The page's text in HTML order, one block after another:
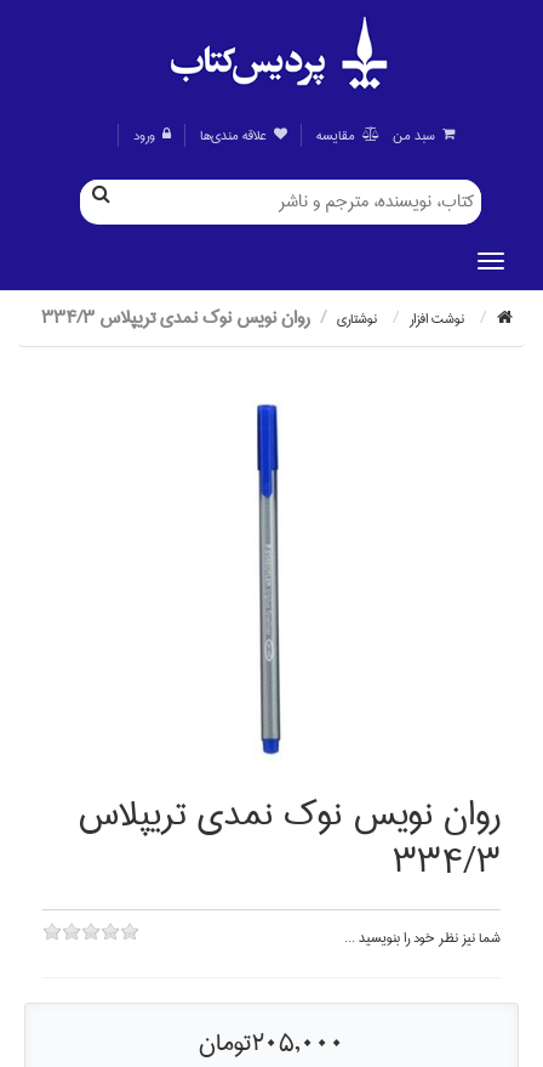
ورود علاقه مندی‌ها مقايسه سبد من
نوشت افزار نوشتاري روان نويس نوك نمدي تريپلاس 334/3
روان نويس نوك نمدي تريپلاس
334/3
شما نيز نظر خود را بنويسيد ...
205,000تومان